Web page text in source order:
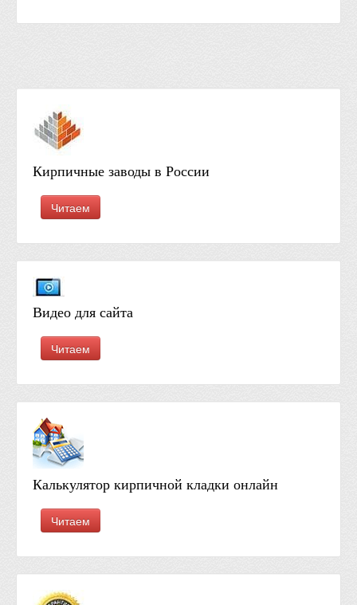
Кирпичные заводы в России
Читаем
Видео для сайта
Читаем
Калькулятор кирпичной кладки онлайн
Читаем